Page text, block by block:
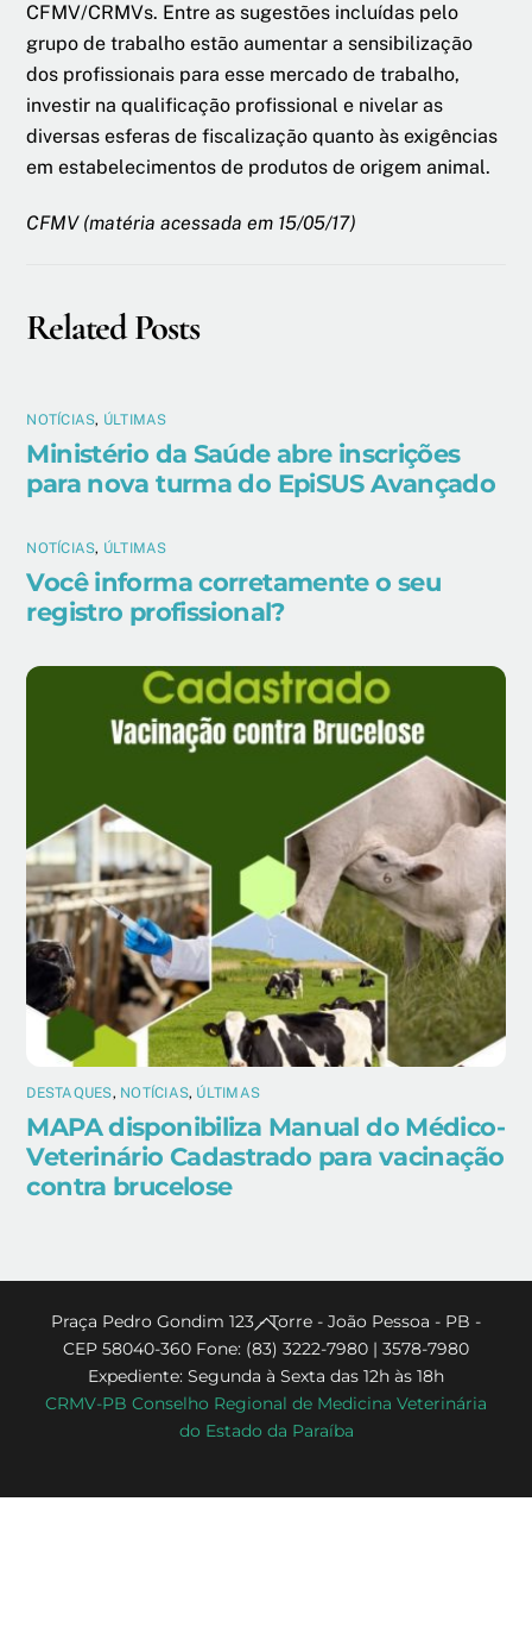
CFMV/CRMVs. Entre as sugestões incluídas pelo
grupo de trabalho estão aumentar a sensibilização
dos profissionais para esse mercado de trabalho,
investir na qualificação profissional e nivelar as
diversas esferas de fiscalização quanto às exigências
em estabelecimentos de produtos de origem animal.
CFMV (matéria acessada em 15/05/17)
Related Posts
NOTÍCIAS, ÚLTIMAS
Ministério da Saúde abre inscrições
para nova turma do EpiSUS Avançado
NOTÍCIAS, ÚLTIMAS
Você informa corretamente o seu
registro profissional?
DESTAQUES, NOTÍCIAS, ÚLTIMAS
MAPA disponibiliza Manual do Médico-
Veterinário Cadastrado para vacinação
contra brucelose
Back
To
Top
Praça Pedro Gondim 123 - Torre - João Pessoa - PB -
CEP 58040-360 Fone: (83) 3222-7980 | 3578-7980
Expediente: Segunda à Sexta das 12h às 18h
CRMV-PB Conselho Regional de Medicina Veterinária
do Estado da Paraíba